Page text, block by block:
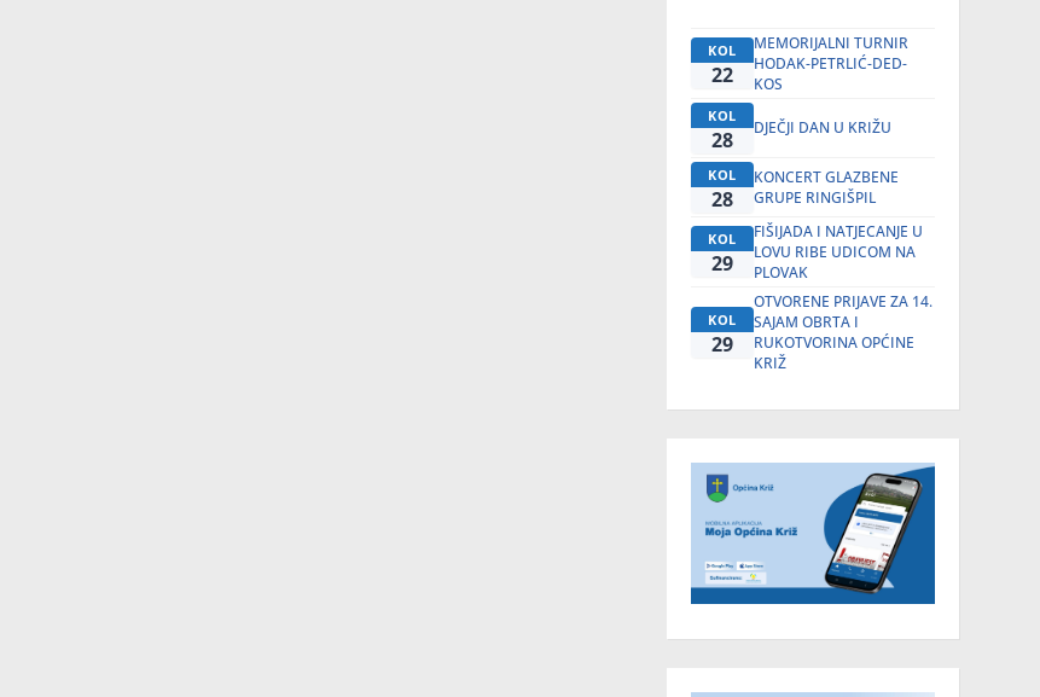
KOL
22
MEMORIJALNI TURNIR
HODAK-PETRLIĆ-DED-
KOS
KOL
28 DJEČJI DAN U KRIŽU
KOL
28
KONCERT GLAZBENE
GRUPE RINGIŠPIL
KOL
29
FIŠIJADA I NATJECANJE U
LOVU RIBE UDICOM NA
PLOVAK
KOL
29
OTVORENE PRIJAVE ZA 14.
SAJAM OBRTA I
RUKOTVORINA OPĆINE
KRIŽ